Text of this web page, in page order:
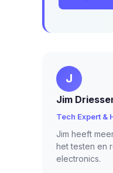
J
Jim
Tech Expert &
Jim heeft
het testen en
electronics.